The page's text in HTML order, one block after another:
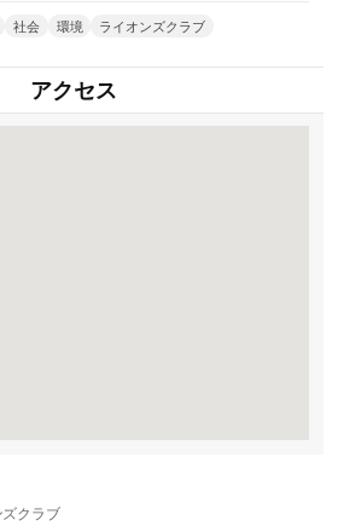
社会 環境 ライオンズクラブ
アクセス
クラブ